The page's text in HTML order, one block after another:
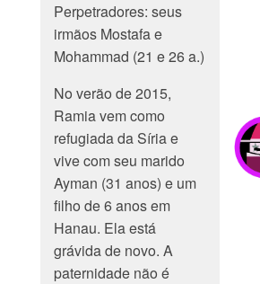
Perpetradores: seus
irmãos Mostafa e
Mohammad (21 e 26 a.)
No verão de 2015,
Ramia vem como
refugiada da Síria e
vive com seu marido
Ayman (31 anos) e um
filho de 6 anos em
Hanau. Ela está
grávida de novo. A
paternidade não é